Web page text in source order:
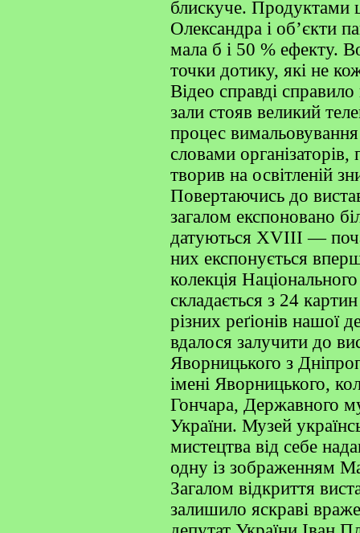
блискуче. Продуктами
Олександра і об’єкти
мала б і 50 % ефекту.
точки дотику, які не
Відео справді
зали стояв великий
процес
словами
творив на освітленій
Повертаючись до
загалом експоновано
датуються XVIII —
них експонується
колекція
складається з 24
різних реґіонів нашої
вдалося залучити до
Яворницького з
імені Яворницького,
Гончара, Державного
України. Музей
мистецтва від себе
одну із зображенням
Загалом відкриття
залишило яскраві